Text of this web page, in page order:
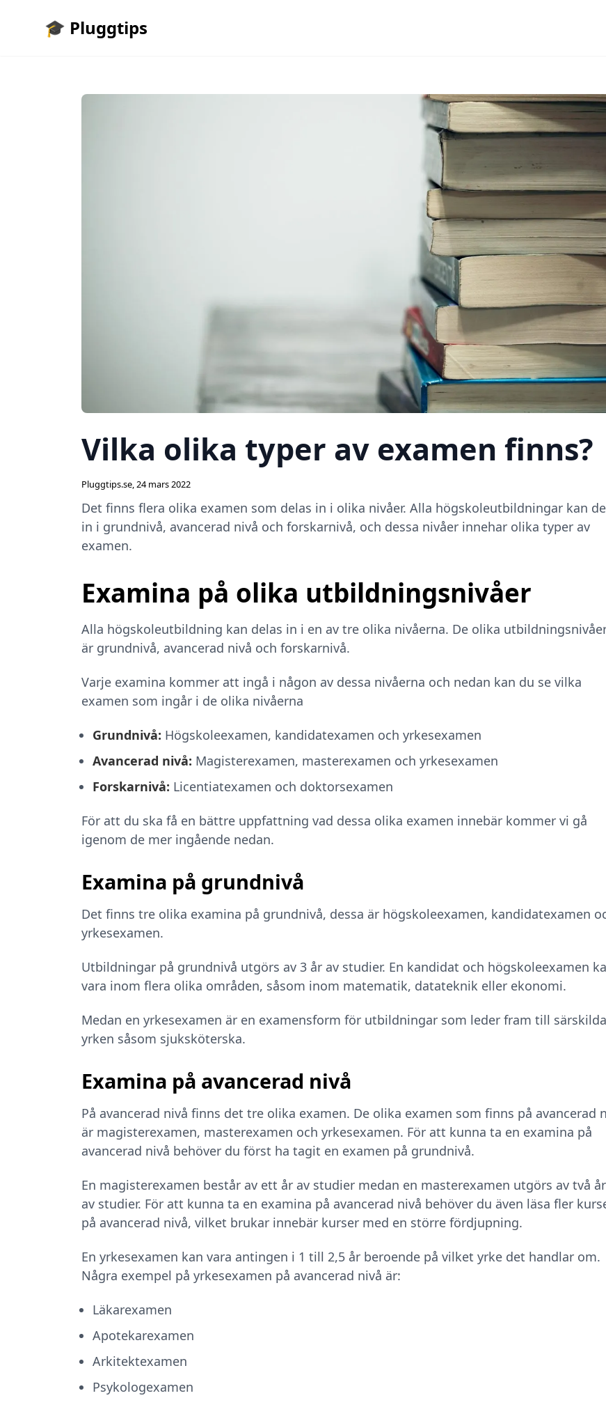
🎓 Pluggtips
Vilka olika typer av examen finns?
Pluggtips.se,24 mars 2022
Det finns flera olika examen som delas in i olika nivåer. Alla högskoleutbildningar kan
in i grundnivå, avancerad nivå och forskarnivå, och dessa nivåer innehar olika typer av
examen.
Examina på olika utbildningsnivåer
Alla högskoleutbildning kan delas in i en av tre olika nivåerna. De olika
är grundnivå, avancerad nivå och forskarnivå.
Varje examina kommer att ingå i någon av dessa nivåerna och nedan kan du se vilka
examen som ingår i de olika nivåerna
Grundnivå: Högskoleexamen, kandidatexamen och yrkesexamen
Avancerad nivå: Magisterexamen, masterexamen och yrkesexamen
Forskarnivå: Licentiatexamen och doktorsexamen
För att du ska få en bättre uppfattning vad dessa olika examen innebär kommer vi gå
igenom de mer ingående nedan.
Examina på grundnivå
Det finns tre olika examina på grundnivå, dessa är högskoleexamen, kandidatexamen
yrkesexamen.
Utbildningar på grundnivå utgörs av 3 år av studier. En kandidat och högskoleexamen
vara inom flera olika områden, såsom inom matematik, datateknik eller ekonomi.
Medan en yrkesexamen är en examensform för utbildningar som leder fram till särskilda
yrken såsom sjuksköterska.
Examina på avancerad nivå
På avancerad nivå finns det tre olika examen. De olika examen som finns på avancerad
är magisterexamen, masterexamen och yrkesexamen. För att kunna ta en examina på
avancerad nivå behöver du först ha tagit en examen på grundnivå.
En magisterexamen består av ett år av studier medan en masterexamen utgörs av två
av studier. För att kunna ta en examina på avancerad nivå behöver du även läsa fler
på avancerad nivå, vilket brukar innebär kurser med en större fördjupning.
En yrkesexamen kan vara antingen i 1 till 2,5 år beroende på vilket yrke det handlar om.
Några exempel på yrkesexamen på avancerad nivå är:
Läkarexamen
Apotekarexamen
Arkitektexamen
Psykologexamen